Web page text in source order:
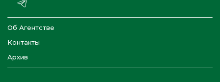
Об Агентстве
Контакты
Архив